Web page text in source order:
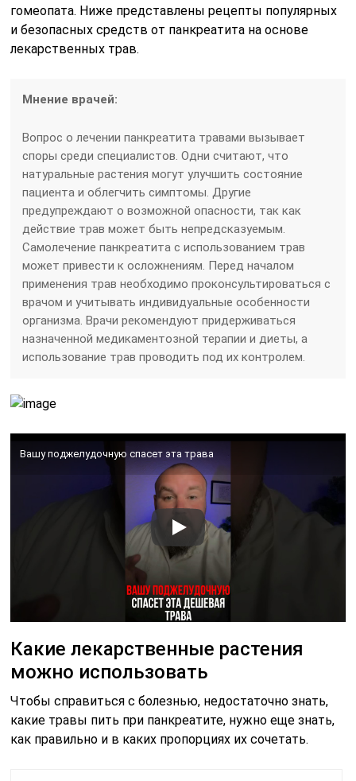
гомеопата. Ниже представлены рецепты популярных
и безопасных средств от панкреатита на основе
лекарственных трав.
Мнение врачей:
Вопрос о лечении панкреатита травами вызывает
споры среди специалистов. Одни считают, что
натуральные растения могут улучшить состояние
пациента и облегчить симптомы. Другие
предупреждают о возможной опасности, так как
действие трав может быть непредсказуемым.
Самолечение панкреатита с использованием трав
может привести к осложнениям. Перед началом
применения трав необходимо проконсультироваться с
врачом и учитывать индивидуальные особенности
организма. Врачи рекомендуют придерживаться
назначенной медикаментозной терапии и диеты, а
использование трав проводить под их контролем.
Вашу поджелудочную спасет эта трава
Какие лекарственные растения
можно использовать
Чтобы справиться с болезнью, недостаточно знать,
какие травы пить при панкреатите, нужно еще знать,
как правильно и в каких пропорциях их сочетать.